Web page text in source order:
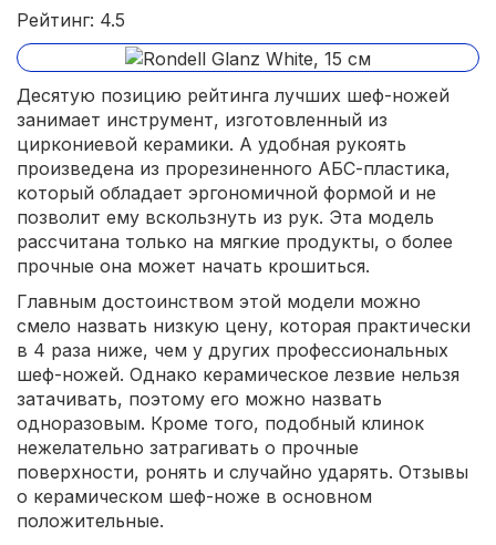
Рейтинг: 4.5
Десятую позицию рейтинга лучших шеф-ножей
занимает инструмент, изготовленный из
циркониевой керамики. А удобная рукоять
произведена из прорезиненного АБС-пластика,
который обладает эргономичной формой и не
позволит ему вскользнуть из рук. Эта модель
рассчитана только на мягкие продукты, о более
прочные она может начать крошиться.
Главным достоинством этой модели можно
смело назвать низкую цену, которая практически
в 4 раза ниже, чем у других профессиональных
шеф-ножей. Однако керамическое лезвие нельзя
затачивать, поэтому его можно назвать
одноразовым. Кроме того, подобный клинок
нежелательно затрагивать о прочные
поверхности, ронять и случайно ударять. Отзывы
о керамическом шеф-ноже в основном
положительные.